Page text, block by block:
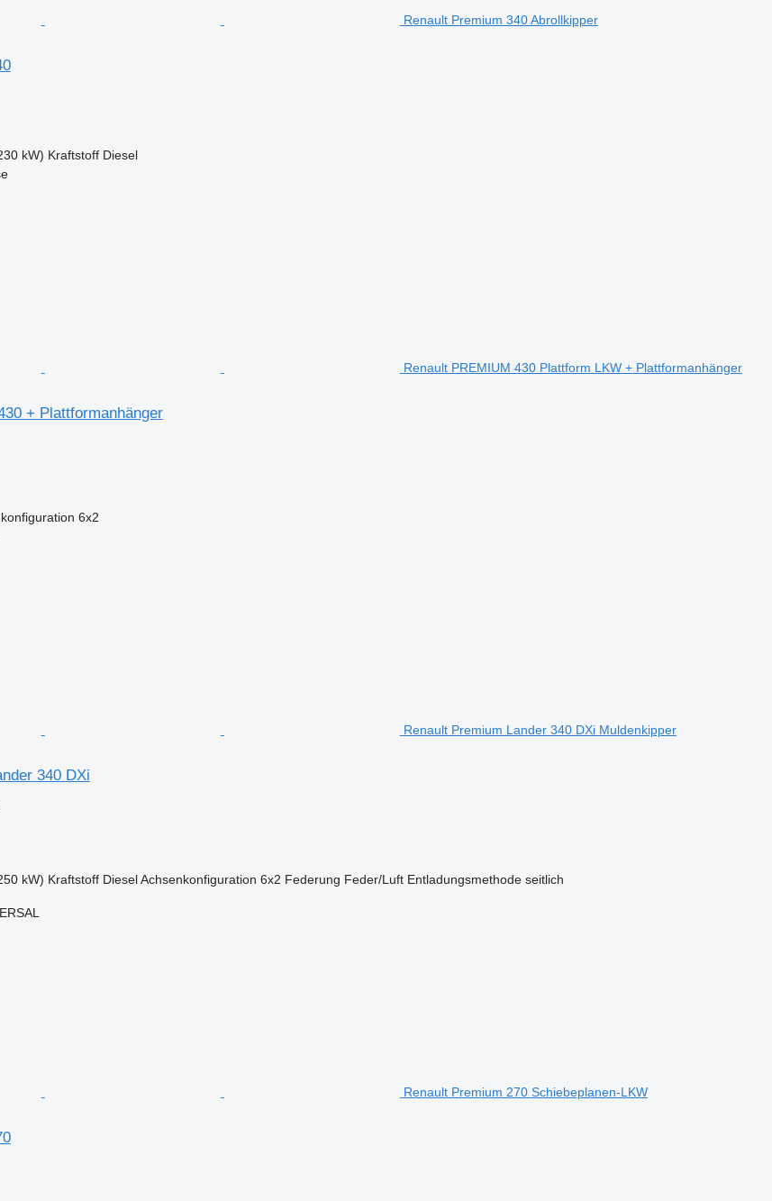
Renault Premium 340 Abrollkipper
kW) Kraftstoff Diesel
Renault PREMIUM 430 Plattform LKW + Plattformanhänger
+ Plattformanhänger
6x2
Renault Premium Lander 340 DXi Muldenkipper
340 DXi
kW) Kraftstoff Diesel Achsenkonfiguration 6x2 Federung Feder/Luft Entladungsmethode seitlich
Renault Premium 270 Schiebeplanen-LKW